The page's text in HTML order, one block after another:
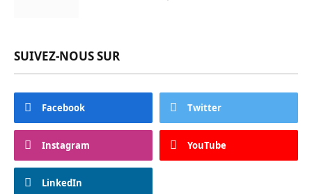
SUIVEZ-NOUS SUR
Facebook Twitter
Instagram YouTube
LinkedIn